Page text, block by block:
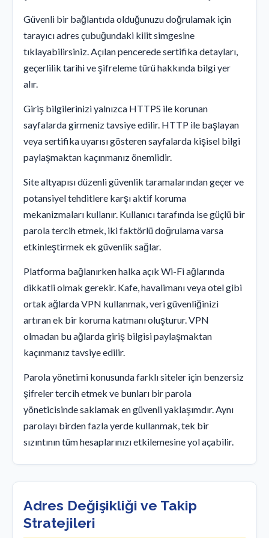
Güvenli bir bağlantıda olduğunuzu doğrulamak için
tarayıcı adres çubuğundaki kilit simgesine
tıklayabilirsiniz. Açılan pencerede sertifika detayları,
geçerlilik tarihi ve şifreleme türü hakkında bilgi yer
alır.
Giriş bilgilerinizi yalnızca HTTPS ile korunan
sayfalarda girmeniz tavsiye edilir. HTTP ile başlayan
veya sertifika uyarısı gösteren sayfalarda kişisel bilgi
paylaşmaktan kaçınmanız önemlidir.
Site altyapısı düzenli güvenlik taramalarından geçer ve
potansiyel tehditlere karşı aktif koruma
mekanizmaları kullanır. Kullanıcı tarafında ise güçlü bir
parola tercih etmek, iki faktörlü doğrulama varsa
etkinleştirmek ek güvenlik sağlar.
Platforma bağlanırken halka açık Wi-Fi ağlarında
dikkatli olmak gerekir. Kafe, havalimanı veya otel gibi
ortak ağlarda VPN kullanmak, veri güvenliğinizi
artıran ek bir koruma katmanı oluşturur. VPN
olmadan bu ağlarda giriş bilgisi paylaşmaktan
kaçınmanız tavsiye edilir.
Parola yönetimi konusunda farklı siteler için benzersiz
şifreler tercih etmek ve bunları bir parola
yöneticisinde saklamak en güvenli yaklaşımdır. Aynı
parolayı birden fazla yerde kullanmak, tek bir
sızıntının tüm hesaplarınızı etkilemesine yol açabilir.
Adres Değişikliği ve Takip
Stratejileri